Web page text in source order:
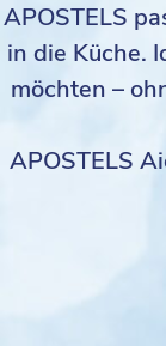
APOSTELS
in die Küche.
möchten –
APOSTELS